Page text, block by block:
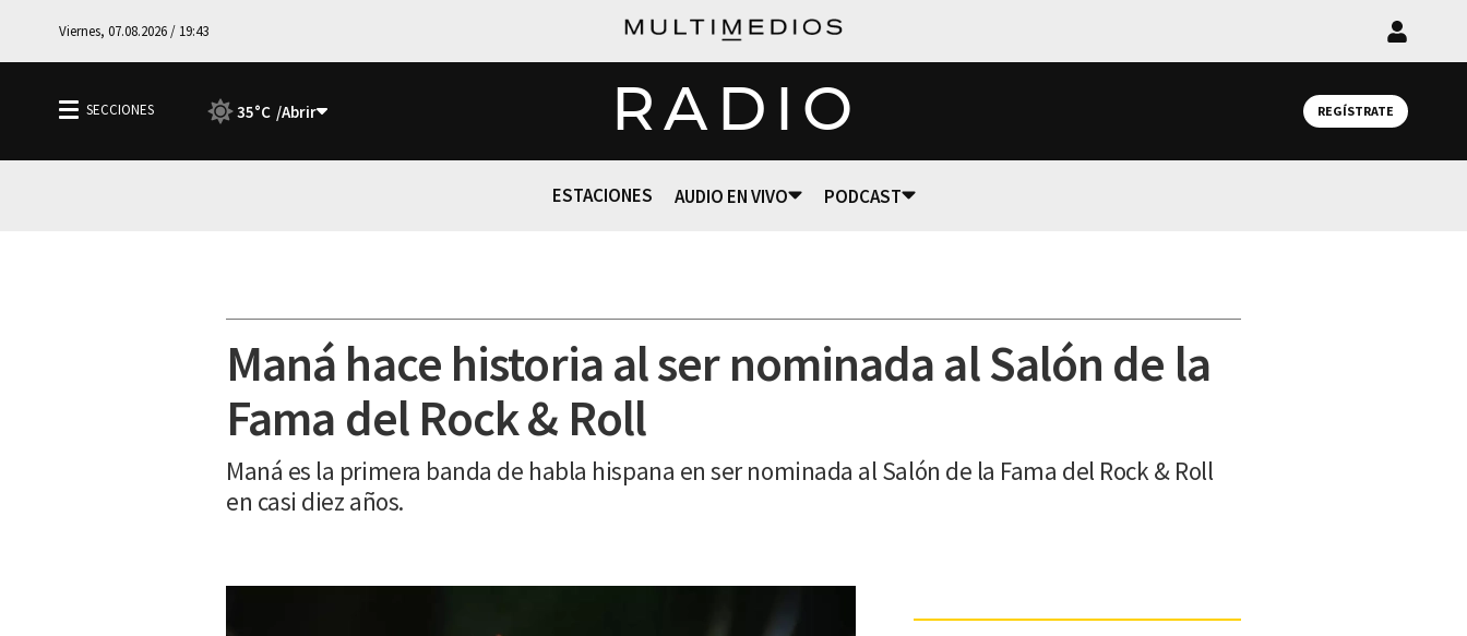
Viernes, 07.08.2026 / 19:43
Iniciar
35°C RADIO REGÍSTRATE
ESTACIONES AUDIO EN VIVO PODCAST
Maná hace historia al ser nominada al Salón de la
Fama del Rock & Roll
Maná es la primera banda de habla hispana en ser nominada al Salón de la Fama del Rock & Roll
en casi diez años.